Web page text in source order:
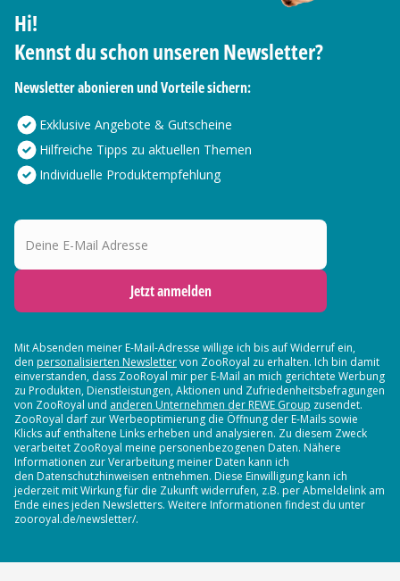
Hi!
Kennst du schon unseren Newsletter?
Newsletter abonieren und Vorteile sichern:
Exklusive Angebote & Gutscheine
Hilfreiche Tipps zu aktuellen Themen
Individuelle Produktempfehlung
Deine E-Mail Adresse
Jetzt anmelden
Mit Absenden meiner E-Mail-Adresse willige ich bis auf Widerruf ein,
den personalisierten Newslettervon ZooRoyal zu erhalten. Ich bin damit
einverstanden, dass ZooRoyal mir per E-Mail an mich gerichtete Werbung
zu Produkten, Dienstleistungen, Aktionen und Zufriedenheitsbefragungen
von ZooRoyal und anderen Unternehmen der REWE Group zusendet.
ZooRoyal darf zur Werbeoptimierung die Öffnung der E-Mails sowie
Klicks auf enthaltene Links erheben und analysieren. Zu diesem Zweck
verarbeitet ZooRoyal meine personenbezogenen Daten. Nähere
Informationen zur Verarbeitung meiner Daten kann ich
den Datenschutzhinweisen entnehmen. Diese Einwilligung kann ich
jederzeit mit Wirkung für die Zukunft widerrufen, z.B. per Abmeldelink am
Ende eines jeden Newsletters. Weitere Informationen findest du unter
zooroyal.de/newsletter/.